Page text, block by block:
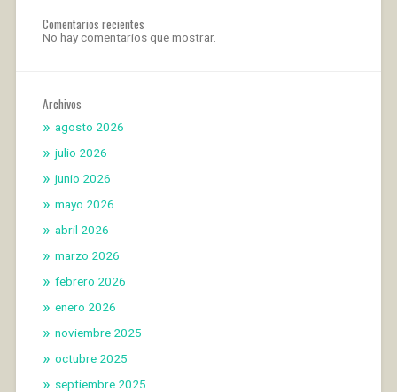
Comentarios recientes
No hay comentarios que mostrar.
Archivos
agosto 2026
julio 2026
junio 2026
mayo 2026
abril 2026
marzo 2026
febrero 2026
enero 2026
noviembre 2025
octubre 2025
septiembre 2025